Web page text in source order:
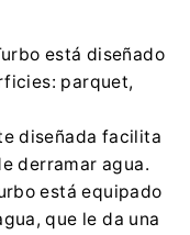
está diseñado
parquet,
diseñada facilita
derramar agua.
está equipado
que le da una